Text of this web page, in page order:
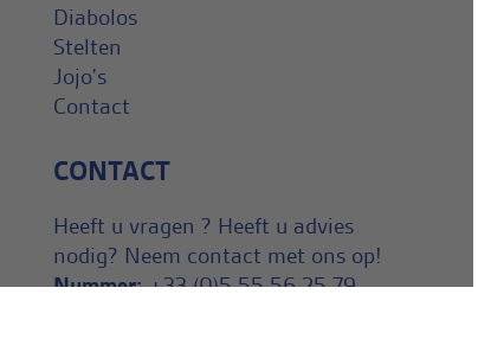
Diabolos
Stelten
Jojo's
Contact
CONTACT
Heeft u vragen ? Heeft u advies
nodig? Neem contact met ons op!
Nummer:+33 (0)5 55 56 25 79